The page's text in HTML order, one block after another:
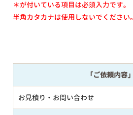
＊が付いている項目は必須入力です。
半角カタカナは使用しないでください。
「ご依頼内容」
お見積り・お問い合わせ